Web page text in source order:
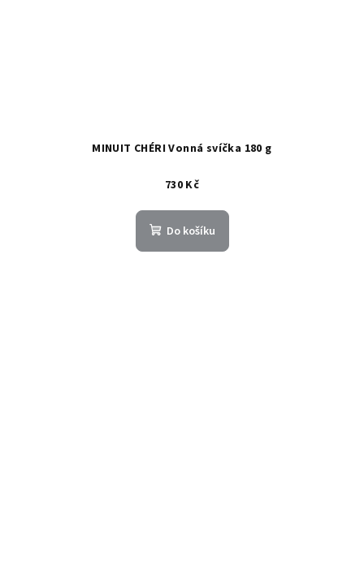
MINUIT CHÉRI Vonná svíčka 180 g
730 Kč
Do košíku